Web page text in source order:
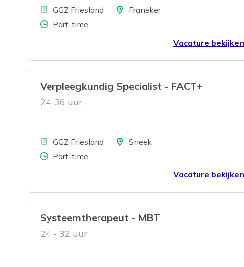
BedrijfGGZ Friesland LocatieFraneker
Aantal uren
Part-time
Vacature bekijken
Verpleegkundig Specialist - FACT+
24-36 uur
BedrijfGGZ Friesland LocatieSneek
Aantal uren
Part-time
Vacature bekijken
Systeemtherapeut - MBT
24 - 32 uur